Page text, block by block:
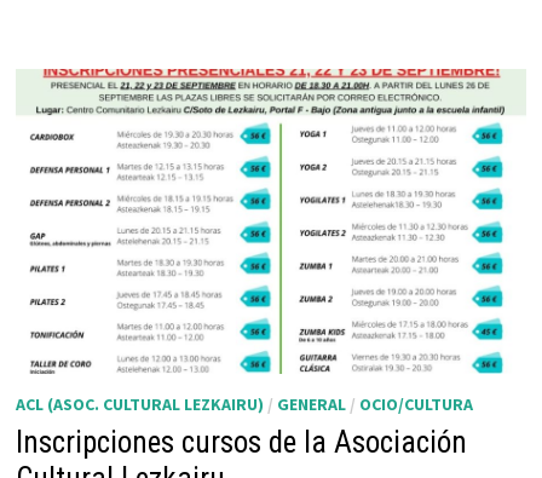
JUGUETE
UNA
ILUSIÓN
ACL (ASOC. CULTURAL LEZKAIRU) / GENERAL/ OCIO/CULTURA
Inscripciones cursos de la Asociación